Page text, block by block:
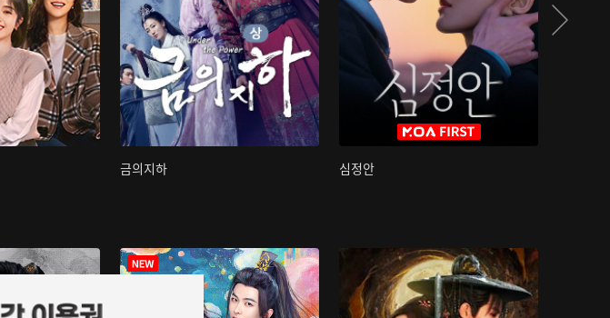
금의지하 심정안